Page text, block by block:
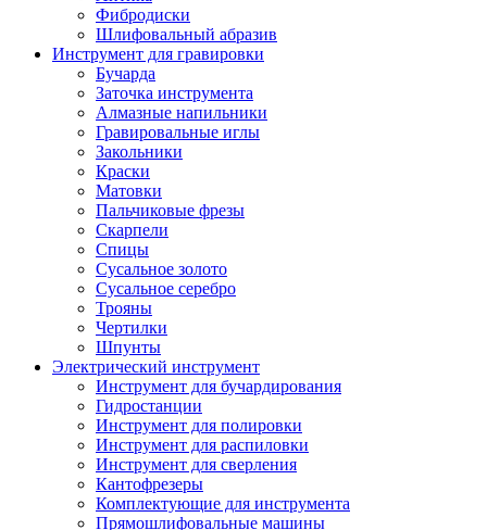
Фибродиски
Шлифовальный абразив
Инструмент для гравировки
Бучарда
Заточка инструмента
Алмазные напильники
Гравировальные иглы
Закольники
Краски
Матовки
Пальчиковые фрезы
Скарпели
Спицы
Сусальное золото
Сусальное серебро
Трояны
Чертилки
Шпунты
Электрический инструмент
Инструмент для бучардирования
Гидростанции
Инструмент для полировки
Инструмент для распиловки
Инструмент для сверления
Кантофрезеры
Комплектующие для инструмента
Прямошлифовальные машины